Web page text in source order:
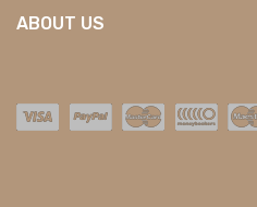
ABOUT US